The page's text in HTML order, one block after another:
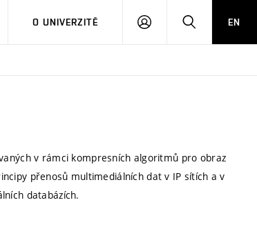
O UNIVERZITĚ
PŘIHLÁSIT HLEDATEN
v rámci kompresních algoritmů pro obraz
přenosů multimediálních dat v IP sítích a v
databázích.